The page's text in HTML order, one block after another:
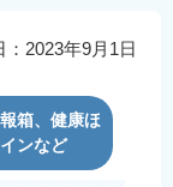
：2023年9月1日
箱、健康ほ
ンなど